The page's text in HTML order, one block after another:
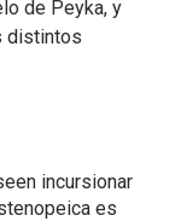
de Peyka, y
distintos
incursionar
es